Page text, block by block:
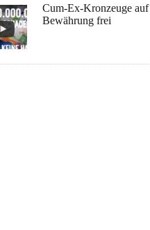
Cum-Ex-Kronzeuge auf
Bewährung frei